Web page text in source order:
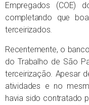
Empregados (COE)
completando que
terceirizados.
Recentemente, o
do Trabalho de São
terceirização. Apesar
atividades e no
havia sido contratado